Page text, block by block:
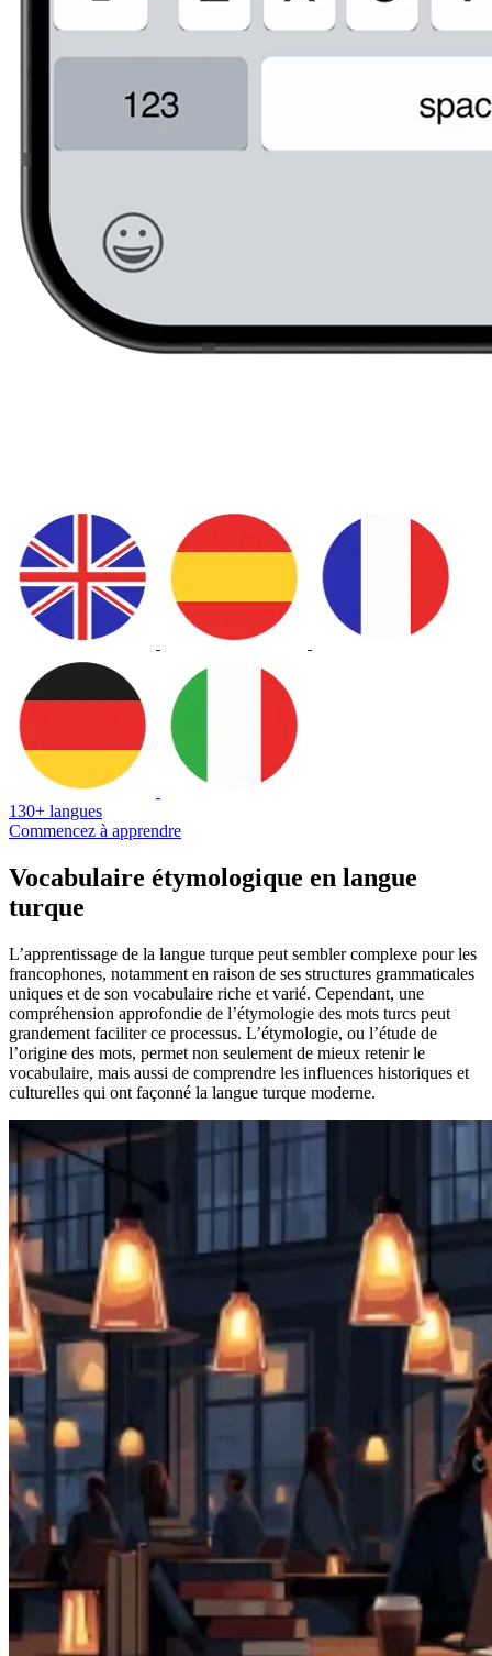
130+ langues
Commencez à apprendre
Vocabulaire étymologique en langue
turque
L’apprentissage de la langue turque peut sembler complexe pour les
francophones, notamment en raison de ses structures grammaticales
uniques et de son vocabulaire riche et varié. Cependant, une
compréhension approfondie de l’étymologie des mots turcs peut
grandement faciliter ce processus. L’étymologie, ou l’étude de
l’origine des mots, permet non seulement de mieux retenir le
vocabulaire, mais aussi de comprendre les influences historiques et
culturelles qui ont façonné la langue turque moderne.